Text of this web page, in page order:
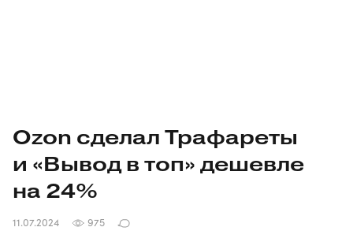
Ozon сделал Трафареты
и «Вывод в топ» дешевле
на 24%
11.07.2024 975